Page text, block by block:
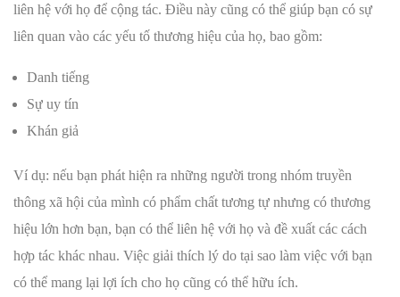
liên hệ với họ để cộng tác. Điều này cũng có thể giúp bạn có sự
liên quan vào các yếu tố thương hiệu của họ, bao gồm:
Danh tiếng
Sự uy tín
Khán giả
Ví dụ: nếu bạn phát hiện ra những người trong nhóm truyền
thông xã hội của mình có phẩm chất tương tự nhưng có thương
hiệu lớn hơn bạn, bạn có thể liên hệ với họ và đề xuất các cách
hợp tác khác nhau. Việc giải thích lý do tại sao làm việc với bạn
có thể mang lại lợi ích cho họ cũng có thể hữu ích.